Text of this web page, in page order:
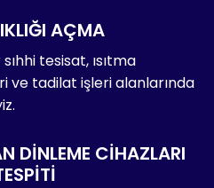
AÇMA
sıhhi tesisat, ısıtma
ve tadilat işleri alanlarında
DINLEME CIHAZLARI